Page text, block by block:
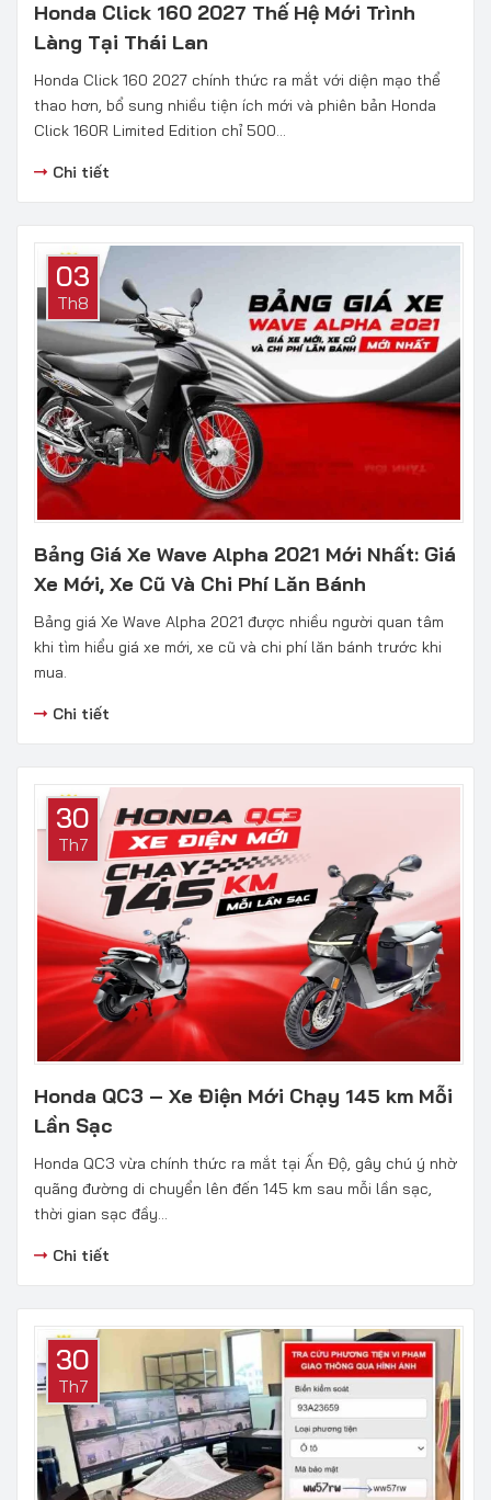
Honda Click 160 2027 Thế Hệ Mới Trình
Làng Tại Thái Lan
Honda Click 160 2027 chính thức ra mắt với diện mạo thể
thao hơn, bổ sung nhiều tiện ích mới và phiên bản Honda
Click 160R Limited Edition chỉ 500...
Chi tiết
03
Th8
Bảng Giá Xe Wave Alpha 2021 Mới Nhất: Giá
Xe Mới, Xe Cũ Và Chi Phí Lăn Bánh
Bảng giá Xe Wave Alpha 2021 được nhiều người quan tâm
khi tìm hiểu giá xe mới, xe cũ và chi phí lăn bánh trước khi
mua.
Chi tiết
30
Th7
Honda QC3 – Xe Điện Mới Chạy 145 km Mỗi
Lần Sạc
Honda QC3 vừa chính thức ra mắt tại Ấn Độ, gây chú ý nhờ
quãng đường di chuyển lên đến 145 km sau mỗi lần sạc,
thời gian sạc đầy...
Chi tiết
30
Th7